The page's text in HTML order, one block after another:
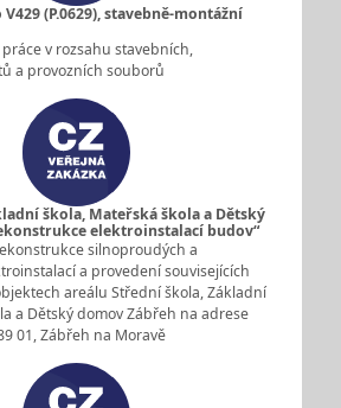
(P.0629), stavebně-montážní
v rozsahu stavebních,
a provozních souborů
škola, Mateřská škola a Dětský
elektroinstalací budov“
silnoproudých a
a provedení souvisejících
areálu Střední škola, Základní
a Dětský domov Zábřeh na adrese
01, Zábřeh na Moravě